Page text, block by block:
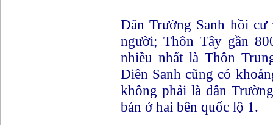
Dân Trường Sanh hồi
người; Thôn Tây gần
nhiều nhất là Thôn
Diên Sanh cũng có
không phải là dân
bán ở hai bên quốc lộ 1.